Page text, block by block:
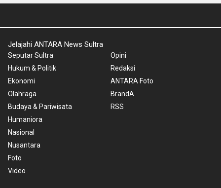
Jelajahi ANTARA News Sultra
Seputar Sultra
Hukum & Politik
Ekonomi
Olahraga
Budaya & Pariwisata
Humaniora
Nasional
Nusantara
Foto
Video
Opini
Redaksi
ANTARA Foto
BrandA
RSS